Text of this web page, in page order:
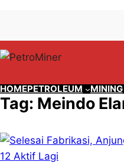
konten
content
HOMEPETROLEUM MINING
Tag: Meindo